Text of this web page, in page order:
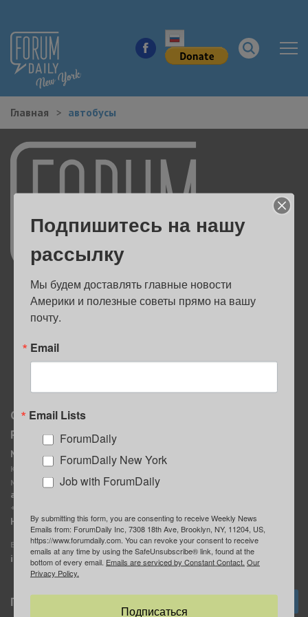
НОВОСТИ ГОРОДА
КУДА ПОЙТИ В ГОРОДЕ
ЗДОРОВЬЕ
РАБОТА И БИЗНЕС
ЖИЛЬЕ
ОБРАЗОВАНИЕ
Главная автобусы
О нас
Реклама
MediaKit
Контактное лицо:
Марина Баранчук
ad@forumdaily.com
+1 347-604-1261
Наши рекламодатели
E-mail редакции:
info@forumdaily.com
Группа “ИЩУ СОВЕТА”
ForumDaily
Подписка
Подпишитесь на нашу
рассылку
Мы будем доставлять главные новости
Америки и полезные советы прямо на вашу
почту.
Email
Email Lists
ForumDaily
ForumDaily New York
Job with ForumDaily
By submitting this form, you are consenting to receive Weekly News
Emails from: ForumDaily Inc, 7308 18th Ave, Brooklyn, NY, 11204, US,
https://www.forumdaily.com. You can revoke your consent to receive
emails at any time by using the SafeUnsubscribe® link, found at the
bottom of every email. Emails are serviced by Constant Contact. Our
Privacy Policy.
Подписаться